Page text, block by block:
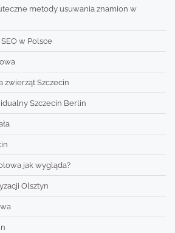
metody usuwania znamion w
w Polsce
zwierząt Szczecin
Szczecin Berlin
jak wygląda?
Olsztyn